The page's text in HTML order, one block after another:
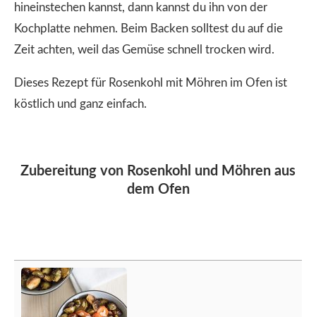
hineinstechen kannst, dann kannst du ihn von der
Kochplatte nehmen. Beim Backen solltest du auf die
Zeit achten, weil das Gemüse schnell trocken wird.
Dieses Rezept für Rosenkohl mit Möhren im Ofen ist
köstlich und ganz einfach.
Zubereitung von Rosenkohl und Möhren aus
dem Ofen